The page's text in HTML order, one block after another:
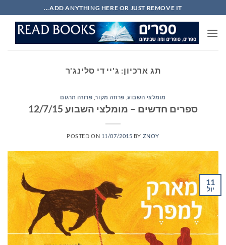
to
content
ADD ANYTHING HERE OR JUST REMOVE IT...
תג ארכיון: ג'יי די סלינג'ר
מומלצי השבוע, פרוזה מקור, פרוזה תרגום
ספרים חדשים – מומלצי השבוע 12/7/15
POSTED ON 11/07/2015 BY ZNOY
11
יול